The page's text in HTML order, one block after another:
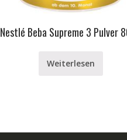
Nestlé Beba Supreme 3 Pulver
Weiterlesen